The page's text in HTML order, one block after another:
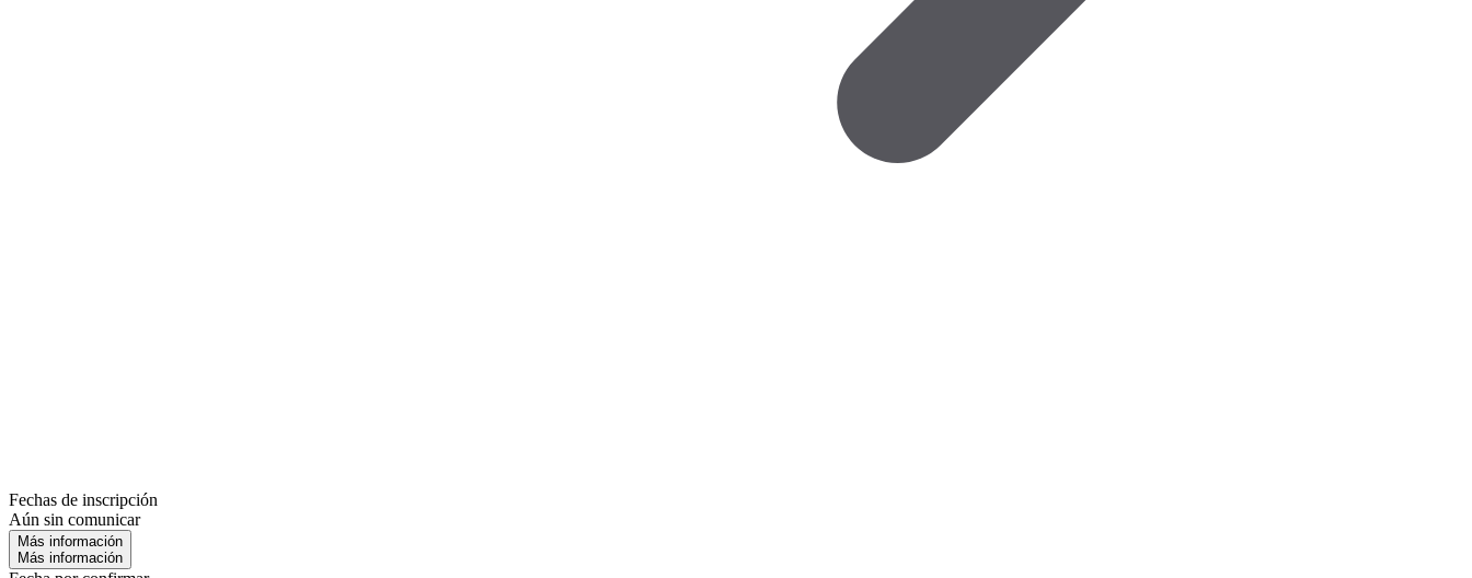
Fechas de inscripción
Aún sin comunicar
Más información
Más información